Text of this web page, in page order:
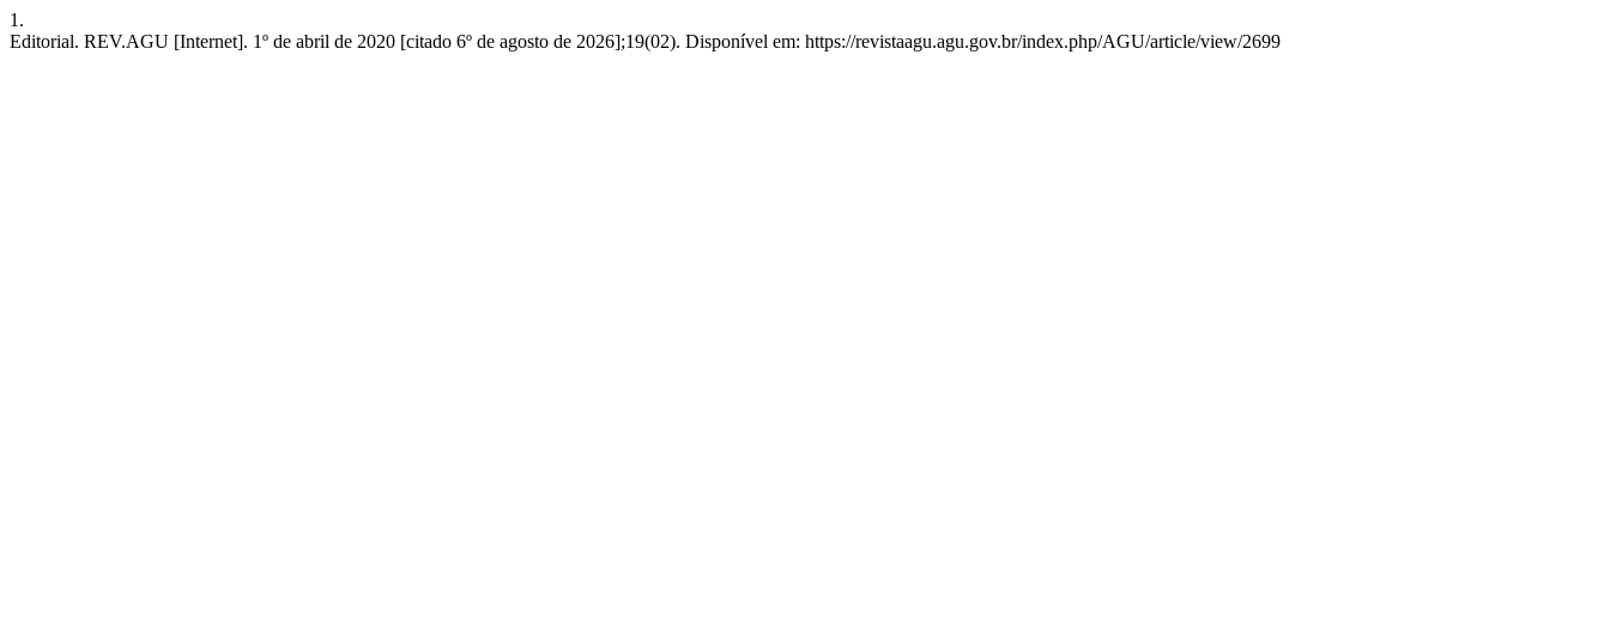
1.
Editorial. REV.AGU [Internet]. 1º de abril de 2020 [citado 6º de agosto de 2026];19(02). Disponível em: https://revistaagu.agu.gov.br/index.php/AGU/article/view/2699